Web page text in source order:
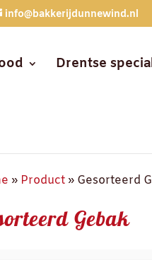
info@bakkerijdunnewind.nl
Drentse
» Product » Gesorteerd
Gebak